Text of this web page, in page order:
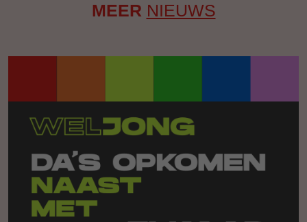
MEER NIEUWS